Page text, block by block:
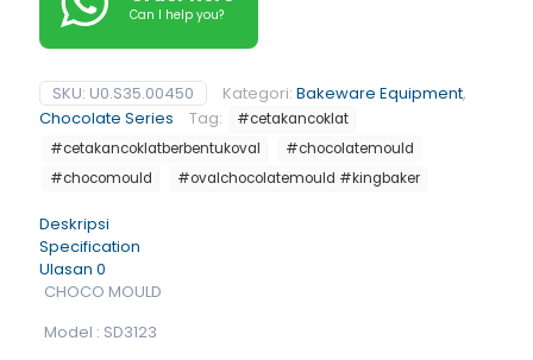
Can I help you?
SKU: U0.S35.00450 Kategori: Bakeware Equipment,
Chocolate Series
Tag:
#cetakancoklat
#cetakancoklatberbentukoval
#chocolatemould
#chocomould
#ovalchocolatemould #kingbaker
Deskripsi
Specification
Ulasan 0
CHOCO MOULD
Model : SD3123